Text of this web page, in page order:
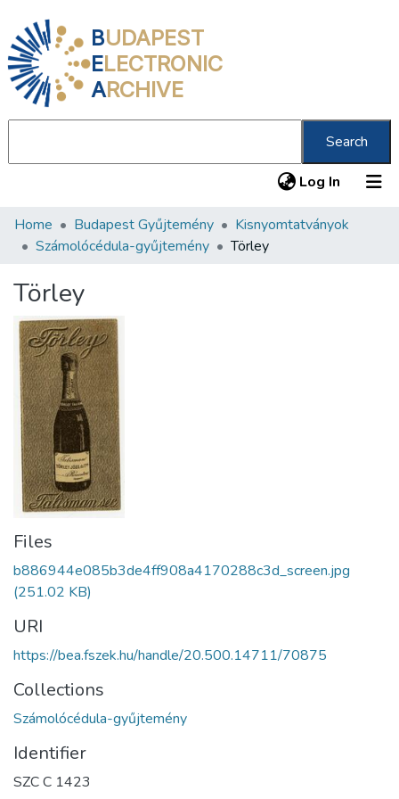
BUDAPEST
ELECTRONIC
ARCHIVE
Search
Log In (current)
Communities & Collections
Statistics
About us
Home Budapest Gyűjtemény
Kisnyomtatványok
Számolócédula-gyűjtemény
Törley
Törley
Files
b886944e085b3de4ff908a4170288c3d_screen.jpg
(251.02 KB)
URI
https://bea.fszek.hu/handle/20.500.14711/70875
Collections
Számolócédula-gyűjtemény
Identifier
SZC C 1423